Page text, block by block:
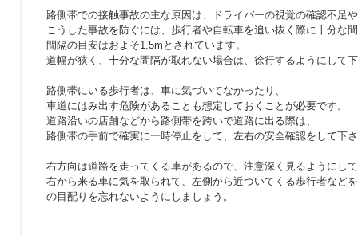
路側帯での接触事故の主な原因は、ドライバーの視覚の確認不足
こうした事故を防ぐには、歩行者や自転車を追い抜く際に十分な
間隔の目安はおよそ1.5mとされています。
道幅が狭く、十分な間隔が取れない場合は、徐行するようにして
路側帯にいる歩行者は、車に気づいてなかったり、
車道にはみ出す危険があることも想定しておくことが必要です。
道路沿いの店舗などから路側帯を跨いで道路に出る際は、
路側帯の手前で確実に一時停止をして、左右の安全確認をして下
右方向は道路を走ってくる車があるので、注意深く見るようにし
右から来る車に気を取られて、左側から近づいてくる歩行者など
の目配りを忘れないようにしましょう。